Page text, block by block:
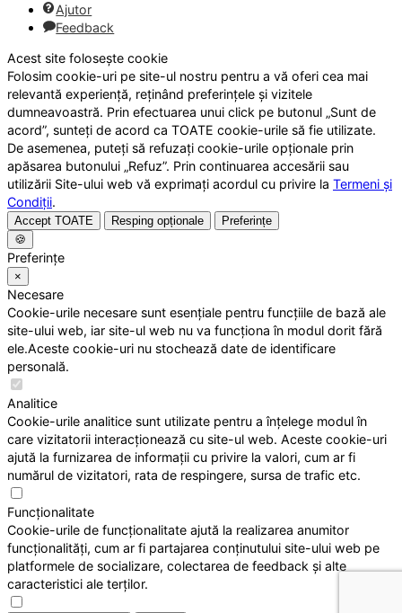
Ajutor
Feedback
Acest site folosește cookie
Folosim cookie-uri pe site-ul nostru pentru a vă oferi cea mai
relevantă experiență, reținând preferințele și vizitele
dumneavoastră. Prin efectuarea unui click pe butonul „Sunt de
acord”, sunteți de acord ca TOATE cookie-urile să fie utilizate.
De asemenea, puteți să refuzați cookie-urile opționale prin
apăsarea butonului „Refuz”. Prin continuarea accesării sau
utilizării Site-ului web vă exprimați acordul cu privire la Termeni și
Condiții.
Accept TOATE Resping opționale
Preferințe
🍪
Preferințe
×
Necesare
Cookie-urile necesare sunt esențiale pentru funcțiile de bază ale
site-ului web, iar site-ul web nu va funcționa în modul dorit fără
ele.Aceste cookie-uri nu stochează date de identificare
personală.
Analitice
Cookie-urile analitice sunt utilizate pentru a înțelege modul în
care vizitatorii interacționează cu site-ul web. Aceste cookie-uri
ajută la furnizarea de informații cu privire la valori, cum ar fi
numărul de vizitatori, rata de respingere, sursa de trafic etc.
Funcționalitate
Cookie-urile de funcționalitate ajută la realizarea anumitor
funcționalități, cum ar fi partajarea conținutului site-ului web pe
platformele de socializare, colectarea de feedback și alte
caracteristici ale terților.